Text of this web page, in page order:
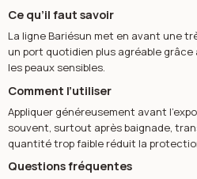
Ce qu’il faut savoir
La ligne Bariésun met en avant une
un port quotidien plus agréable
les peaux sensibles.
Comment l’utiliser
Appliquer généreusement avant
souvent, surtout après baignade,
quantité trop faible réduit la
Questions fréquentes